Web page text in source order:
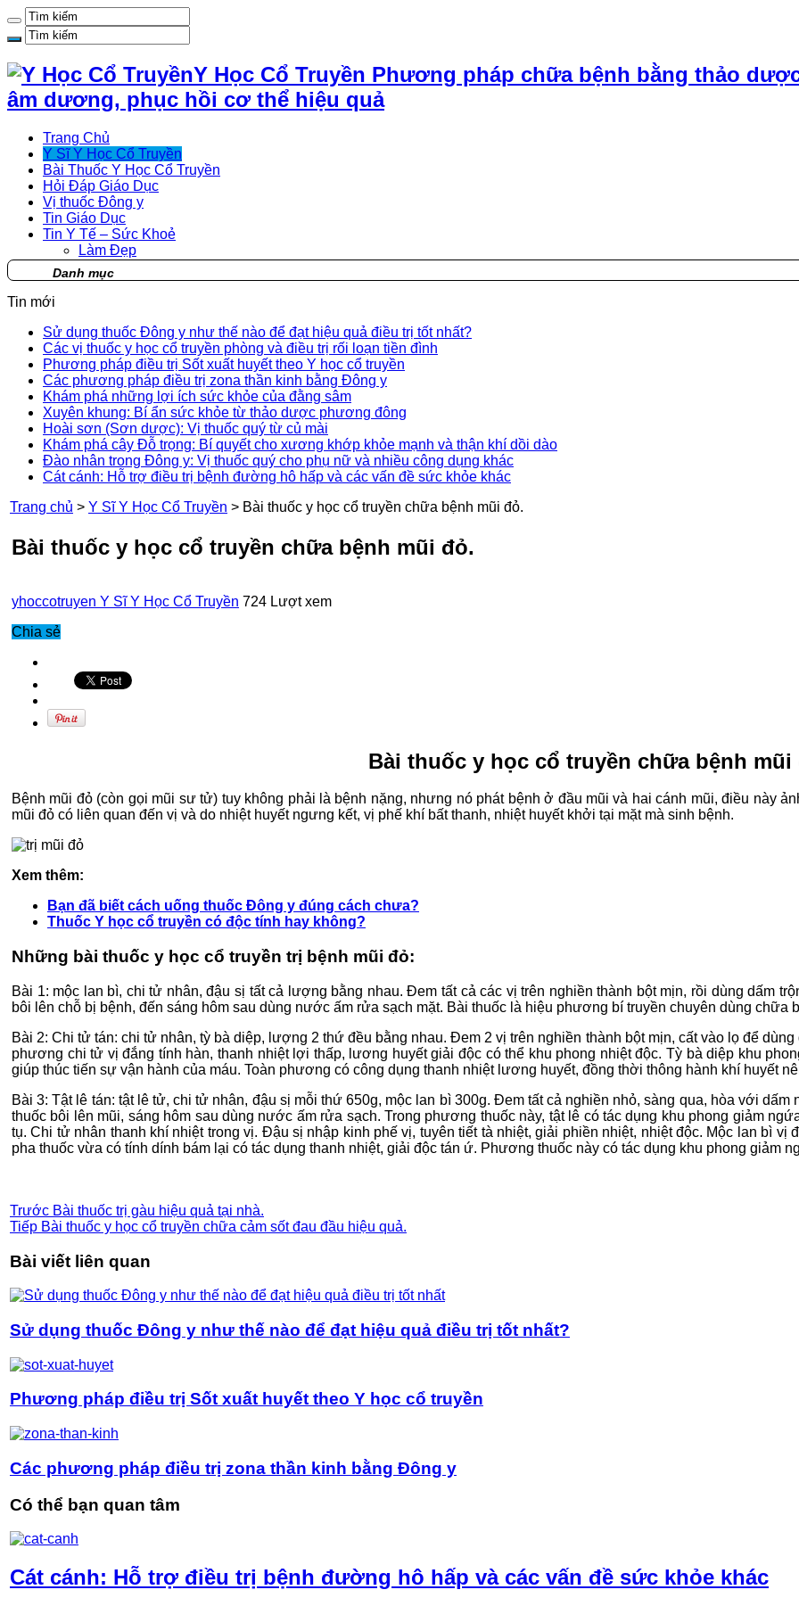
Y Học Cổ Truyền Phương pháp chữa bệnh bằng thảo
âm dương, phục hồi cơ thể hiệu quả
Trang Chủ
Y Sĩ Y Học Cổ Truyền
Bài Thuốc Y Học Cổ Truyền
Hỏi Đáp Giáo Dục
Vị thuốc Đông y
Tin Giáo Dục
Tin Y Tế – Sức Khoẻ
Làm Đẹp
Danh mục
Tin mới
Sử dụng thuốc Đông y như thế nào để đạt hiệu quả điều trị tốt nhất?
Các vị thuốc y học cổ truyền phòng và điều trị rối loạn tiền đình
Phương pháp điều trị Sốt xuất huyết theo Y học cổ truyền
Các phương pháp điều trị zona thần kinh bằng Đông y
Khám phá những lợi ích sức khỏe của đằng sâm
Xuyên khung: Bí ẩn sức khỏe từ thảo dược phương đông
Hoài sơn (Sơn dược): Vị thuốc quý từ củ mài
Khám phá cây Đỗ trọng: Bí quyết cho xương khớp khỏe mạnh và thận khí dồi dào
Đào nhân trong Đông y: Vị thuốc quý cho phụ nữ và nhiều công dụng khác
Cát cánh: Hỗ trợ điều trị bệnh đường hô hấp và các vấn đề sức khỏe khác
Trang chủ > Y Sĩ Y Học Cổ Truyền > Bài thuốc y học cổ truyền chữa bệnh mũi đỏ.
Bài thuốc y học cổ truyền chữa bệnh mũi đỏ.
yhoccotruyen Y Sĩ Y Học Cổ Truyền 724 Lượt xem
Chia sẻ
Bài thuốc y học cổ truyền chữa bệnh mũi
Bệnh mũi đỏ (còn gọi mũi sư tử) tuy không phải là bệnh nặng, nhưng nó phát bệnh ở đầu mũi và hai cánh mũi, điều này
mũi đỏ có liên quan đến vị và do nhiệt huyết ngưng kết, vị phế khí bất thanh, nhiệt huyết khởi tại mặt mà sinh bệnh.
Xem thêm:
Bạn đã biết cách uống thuốc Đông y đúng cách chưa?
Thuốc Y học cổ truyền có độc tính hay không?
Những bài thuốc y học cổ truyền trị bệnh mũi đỏ:
Bài 1: mộc lan bì, chi tử nhân, đậu sị tất cả lượng bằng nhau. Đem tất cả các vị trên nghiền thành bột mịn, rồi dùng dấm
bôi lên chỗ bị bệnh, đến sáng hôm sau dùng nước ấm rửa sạch mặt. Bài thuốc là hiệu phương bí truyền chuyên dùng chữa
Bài 2: Chi tử tán: chi tử nhân, tỳ bà diệp, lượng 2 thứ đều bằng nhau. Đem 2 vị trên nghiền thành bột mịn, cất vào lọ để
phương chi tử vị đắng tính hàn, thanh nhiệt lợi thấp, lương huyết giải độc có thể khu phong nhiệt độc. Tỳ bà diệp khu
giúp thúc tiến sự vận hành của máu. Toàn phương có công dụng thanh nhiệt lương huyết, đồng thời thông hành khí huyết
Bài 3: Tật lê tán: tật lê tử, chi tử nhân, đậu sị mỗi thứ 650g, mộc lan bì 300g. Đem tất cả nghiền nhỏ, sàng qua, hòa với
thuốc bôi lên mũi, sáng hôm sau dùng nước ấm rửa sạch. Trong phương thuốc này, tật lê có tác dụng khu phong giảm
tụ. Chi tử nhân thanh khí nhiệt trong vị. Đậu sị nhập kinh phế vị, tuyên tiết tà nhiệt, giải phiền nhiệt, nhiệt độc. Mộc lan bì vị
pha thuốc vừa có tính dính bám lại có tác dụng thanh nhiệt, giải độc tán ứ. Phương thuốc này có tác dụng khu phong giảm
Trước Bài thuốc trị gàu hiệu quả tại nhà.
Tiếp Bài thuốc y học cổ truyền chữa cảm sốt đau đầu hiệu quả.
Bài viết liên quan
Sử dụng thuốc Đông y như thế nào để đạt hiệu quả điều trị tốt nhất?
Phương pháp điều trị Sốt xuất huyết theo Y học cổ truyền
Các phương pháp điều trị zona thần kinh bằng Đông y
Có thể bạn quan tâm
Cát cánh: Hỗ trợ điều trị bệnh đường hô hấp và các vấn đề sức khỏe khác